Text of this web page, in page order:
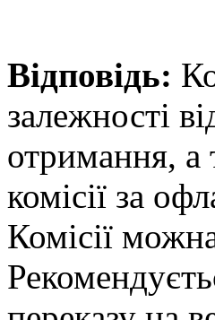
Відповідь:
залежності
отримання, а
комісії за
Комісії